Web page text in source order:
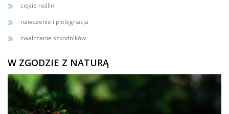
cięcie roślin
nawożenie i pielęgnacja
zwalczanie szkodników
W ZGODZIE Z NATURĄ